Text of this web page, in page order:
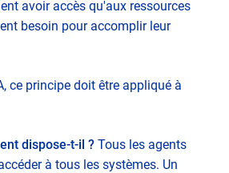
avoir accès qu'aux ressources
besoin pour accomplir leur
ce principe doit être appliqué à
dispose-t-il ? Tous les agents
à tous les systèmes. Un